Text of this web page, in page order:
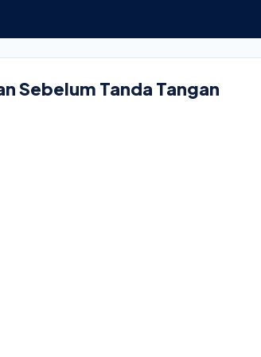
Sebelum Tanda Tangan